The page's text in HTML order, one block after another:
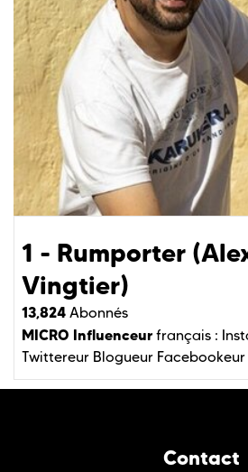
1 - Rumporter
Vingtier)
13,824 Abonnés
MICRO Influenceur français :
Twittereur Blogueur Facebookeur
Contact